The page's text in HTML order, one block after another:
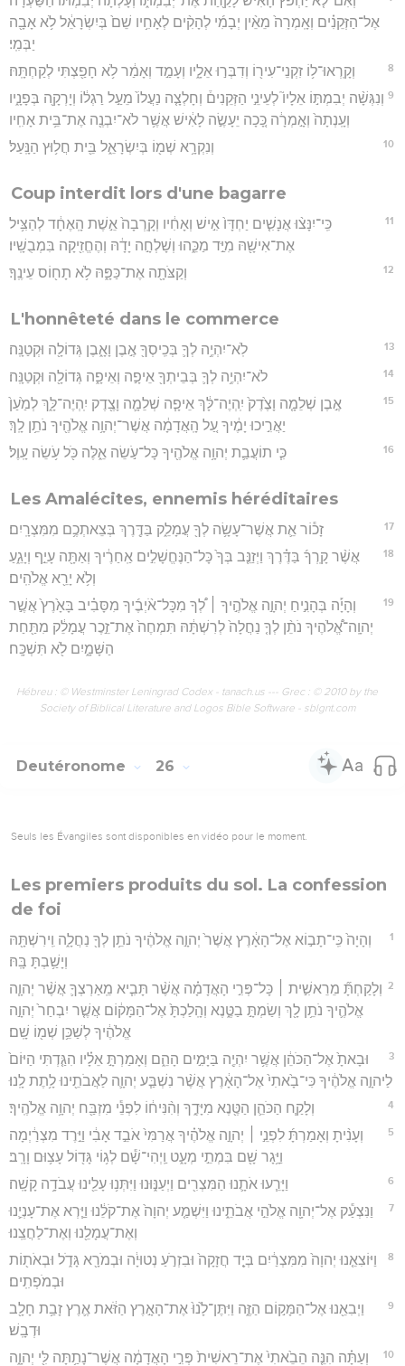
אֶל־הַזְּקֵנִ֗ים וְאָֽמְרָה֙ מֵאֵ֨ין יְבָמִ֜י לְהָקִ֨ים לְאָחִ֥יו שֵׁם֙ בְּיִשְׂרָאֵ֔ל לֹ֥א אָבָ֖ה
יַבְּמִֽי׃
8 וְקָֽרְאוּ־ל֥וֹ זִקְנֵי־עִיר֖וֹ וְדִבְּר֣וּ אֵלָ֑יו וְעָמַ֣ד וְאָמַ֔ר לֹ֥א חָפַ֖צְתִּי לְקַחְתָּֽהּ׃
9 וְנִגְּשָׁ֨ה יְבִמְתּ֣וֹ אֵלָיו֮ לְעֵינֵ֣י הַזְּקֵנִים֒ וְחָלְצָ֤ה נַעֲלוֹ֙ מֵעַ֣ל רַגְל֔וֹ וְיָרְקָ֖ה בְּפָנָ֑יו
וְעָֽנְתָה֙ וְאָ֣מְרָ֔ה כָּ֚כָה יֵעָשֶׂ֣ה לָאִ֔ישׁ אֲשֶׁ֥ר לֹא־יִבְנֶ֖ה אֶת־בֵּ֥ית אָחִֽיו
10 וְנִקְרָ֥א שְׁמ֖וֹ בְּיִשְׂרָאֵ֑ל בֵּ֖ית חֲל֥וּץ הַנָּֽעַל׃
Coup interdit lors d'une bagarre
11
כִּֽי־יִנָּצ֨וּ אֲנָשִׁ֤ים יַחְדָּו֙ אִ֣ישׁ וְאָחִ֔יו וְקָֽרְבָה֙ אֵ֣שֶׁת הָֽאֶחָ֔ד לְהַצִּ֥יל
אֶת־אִישָׁ֖הּ מִיַּ֣ד מַכֵּ֑הוּ וְשָׁלְחָ֣ה יָדָ֔הּ וְהֶחֱזִ֖יקָה בִּמְבֻשָֽׁיו׃
12 וְקַצֹּתָ֖ה אֶת־כַּפָּ֑הּ לֹ֥א תָח֖וֹס עֵינֶֽךָ׃
L'honnêteté dans le commerce
13 לֹֽא־יִהְיֶ֥ה לְךָ֛ בְּכִֽיסְךָ֖ אֶ֣בֶן וָאָ֑בֶן גְּדוֹלָ֖ה וּקְטַנָּֽה׃
14 לֹא־יִהְיֶ֥ה לְךָ֛ בְּבֵיתְךָ֖ אֵיפָ֣ה וְאֵיפָ֑ה גְּדוֹלָ֖ה וּקְטַנָּֽה׃
15
אֶ֣בֶן שְׁלֵמָ֤ה וָצֶ֙דֶק֙ יִֽהְיֶה־לָּ֔ךְ אֵיפָ֧ה שְׁלֵמָ֛ה וָצֶ֖דֶק יִֽהְיֶה־לָּ֑ךְ לְמַ֙עַן֙
יַאֲרִ֣יכוּ יָמֶ֔יךָ עַ֚ל הָֽאֲדָמָ֔ה אֲשֶׁר־יְהוָ֥ה אֱלֹהֶ֖יךָ נֹתֵ֥ן לָֽךְ׃
16 כִּ֧י תוֹעֲבַ֛ת יְהוָ֥ה אֱלֹהֶ֖יךָ כָּל־עֹ֣שֵׂה אֵ֑לֶּה כֹּ֖ל עֹ֥שֵׂה עָֽוֶל׃
Les Amalécites, ennemis héréditaires
17 זָכ֕וֹר אֵ֛ת אֲשֶׁר־עָשָׂ֥ה לְךָ֖ עֲמָלֵ֑ק בַּדֶּ֖רֶךְ בְּצֵאתְכֶ֥ם מִמִּצְרָֽיִם׃
18
אֲשֶׁ֨ר קָֽרְךָ֜ בַּדֶּ֗רֶךְ וַיְזַנֵּ֤ב בְּךָ֙ כָּל־הַנֶּחֱשָׁלִ֣ים אַֽחַרֶ֔יךָ וְאַתָּ֖ה עָיֵ֣ף וְיָגֵ֑עַ
וְלֹ֥א יָרֵ֖א אֱלֹהִֽים׃
19
וְהָיָ֡ה בְּהָנִ֣יחַ יְהוָ֣ה אֱלֹהֶ֣יךָ ׀ לְ֠ךָ מִכָּל־אֹ֨יְבֶ֜יךָ מִסָּבִ֗יב בָּאָ֙רֶץ֙ אֲשֶׁ֣ר
יְהוָֽה־אֱ֠לֹהֶיךָ נֹתֵ֨ן לְךָ֤ נַחֲלָה֙ לְרִשְׁתָּ֔הּ תִּמְחֶה֙ אֶת־זֵ֣כֶר עֲמָלֵ֔ק מִתַּ֖חַת
הַשָּׁמָ֑יִם לֹ֖א תִּשְׁכָּֽח׃
Hébreu : © Westminster Leningrad Codex - tanach.us --- Grec : © 2010 by the
Society of Biblical Literature and Logos Bible Software - sblgnt.com
Deutéronome 26
Seuls les Évangiles sont disponibles en vidéo pour le moment.
Les premiers produits du sol. La confession
de foi
1
וְהָיָה֙ כִּֽי־תָב֣וֹא אֶל־הָאָ֔רֶץ אֲשֶׁר֙ יְהוָ֣ה אֱלֹהֶ֔יךָ נֹתֵ֥ן לְךָ֖ נַחֲלָ֑ה וִֽירִשְׁתָּ֖הּ
וְיָשַׁ֥בְתָּ בָּֽהּ׃
2
וְלָקַחְתָּ֞ מֵרֵאשִׁ֣ית ׀ כָּל־פְּרִ֣י הָאֲדָמָ֗ה אֲשֶׁ֨ר תָּבִ֧יא מֵֽאַרְצְךָ֛ אֲשֶׁ֨ר יְהוָ֧ה
אֱלֹהֶ֛יךָ נֹתֵ֥ן לָ֖ךְ וְשַׂמְתָּ֣ בַטֶּ֑נֶא וְהָֽלַכְתָּ֙ אֶל־הַמָּק֔וֹם אֲשֶׁ֤ר יִבְחַר֙ יְהוָ֣ה
אֱלֹהֶ֔יךָ לְשַׁכֵּ֥ן שְׁמ֖וֹ שָֽׁם׃
3
וּבָאתָ֙ אֶל־הַכֹּהֵ֔ן אֲשֶׁ֥ר יִהְיֶ֖ה בַּיָּמִ֣ים הָהֵ֑ם וְאָמַרְתָּ֣ אֵלָ֗יו הִגַּ֤דְתִּי הַיּוֹם֙
לַיהוָ֣ה אֱלֹהֶ֔יךָ כִּי־בָ֙אתִי֙ אֶל־הָאָ֔רֶץ אֲשֶׁ֨ר נִשְׁבַּ֧ע יְהוָ֛ה לַאֲבֹתֵ֖ינוּ לָ֥תֶת לָֽנוּ׃
4 וְלָקַ֧ח הַכֹּהֵ֛ן הַטֶּ֖נֶא מִיָּדֶ֑ךָ וְהִ֨נִּיח֔וֹ לִפְנֵ֕י מִזְבַּ֖ח יְהוָ֥ה אֱלֹהֶֽיךָ׃
5
וְעָנִ֨יתָ וְאָמַרְתָּ֜ לִפְנֵ֣י ׀ יְהוָ֣ה אֱלֹהֶ֗יךָ אֲרַמִּי֙ אֹבֵ֣ד אָבִ֔י וַיֵּ֣רֶד מִצְרַ֔יְמָה
וַיָּ֥גָר שָׁ֖ם בִּמְתֵ֣י מְעָ֑ט וַֽיְהִי־שָׁ֕ם לְג֥וֹי גָּד֖וֹל עָצ֥וּם וָרָֽב׃
6 וַיָּרֵ֧עוּ אֹתָ֛נוּ הַמִּצְרִ֖ים וַיְעַנּ֑וּנוּ וַיִּתְּנ֥וּ עָלֵ֖ינוּ עֲבֹדָ֥ה קָשָֽׁה׃
7
וַנִּצְעַ֕ק אֶל־יְהוָ֖ה אֱלֹהֵ֣י אֲבֹתֵ֑ינוּ וַיִּשְׁמַ֤ע יְהוָה֙ אֶת־קֹלֵ֔נוּ וַיַּ֧רְא אֶת־עָנְיֵ֛נוּ
וְאֶת־עֲמָלֵ֖נוּ וְאֶת־לַחֲצֵֽנוּ׃
8
וַיּוֹצִאֵ֤נוּ יְהוָה֙ מִמִּצְרַ֔יִם בְּיָ֤ד חֲזָקָה֙ וּבִזְרֹ֣עַ נְטוּיָ֔ה וּבְמֹרָ֖א גָּדֹ֑ל וּבְאֹת֖וֹת
וּבְמֹפְתִֽים׃
9
וַיְבִאֵ֖נוּ אֶל־הַמָּק֣וֹם הַזֶּ֑ה וַיִּתֶּן־לָ֙נוּ֙ אֶת־הָאָ֣רֶץ הַזֹּ֔את אֶ֛רֶץ זָבַ֥ת חָלָ֖ב
וּדְבָֽשׁ׃
10
וְעַתָּ֗ה הִנֵּ֤ה הֵבֵ֙אתִי֙ אֶת־רֵאשִׁית֙ פְּרִ֣י הָאֲדָמָ֔ה אֲשֶׁר־נָתַ֥תָּה לִּ֖י יְהוָ֑ה